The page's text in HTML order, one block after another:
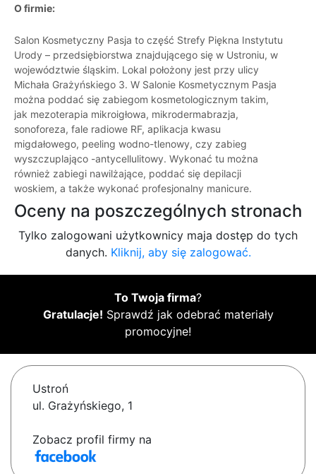
O firmie:
Salon Kosmetyczny Pasja to część Strefy Piękna Instytutu
Urody – przedsiębiorstwa znajdującego się w Ustroniu, w
województwie śląskim. Lokal położony jest przy ulicy
Michała Grażyńskiego 3. W Salonie Kosmetycznym Pasja
można poddać się zabiegom kosmetologicznym takim,
jak mezoterapia mikroigłowa, mikrodermabrazja,
sonoforeza, fale radiowe RF, aplikacja kwasu
migdałowego, peeling wodno-tlenowy, czy zabieg
wyszczuplająco -antycellulitowy. Wykonać tu można
również zabiegi nawilżające, poddać się depilacji
woskiem, a także wykonać profesjonalny manicure.
Oceny na poszczególnych stronach
Tylko zalogowani użytkownicy maja dostęp do tych
danych. Kliknij, aby się zalogować.
To Twoja firma?
Gratulacje! Sprawdź jak odebrać materiały
promocyjne!
Ustroń
ul. Grażyńskiego, 1
Zobacz profil firmy na